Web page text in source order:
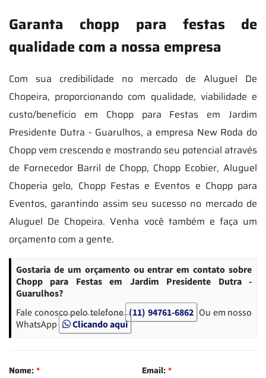
Garanta chopp para festas de
qualidade com a nossa empresa
Com sua credibilidade no mercado de Aluguel De
Chopeira, proporcionando com qualidade, viabilidade e
custo/benefício em Chopp para Festas em Jardim
Presidente Dutra - Guarulhos, a empresa New Roda do
Chopp vem crescendo e mostrando seu potencial através
de Fornecedor Barril de Chopp, Chopp Ecobier, Aluguel
Choperia gelo, Chopp Festas e Eventos e Chopp para
Eventos, garantindo assim seu sucesso no mercado de
Aluguel De Chopeira. Venha você também e faça um
orçamento com a gente.
Gostaria de um orçamento ou entrar em contato sobre
Chopp para Festas em Jardim Presidente Dutra -
Guarulhos?
Fale conosco pelo telefone (11) 94761-6862 Ou em nosso
WhatsApp
Clicando aqui
Nome:* Email:*